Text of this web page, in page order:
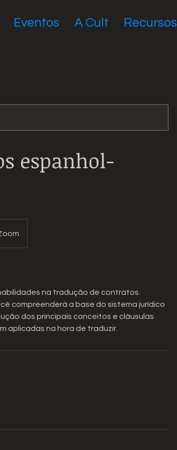
Eventos A Cult Recursos
espanhol-
na tradução de contratos.
compreenderá a base do sistema jurídico
dos principais conceitos e cláusulas
aplicadas na hora de traduzir.